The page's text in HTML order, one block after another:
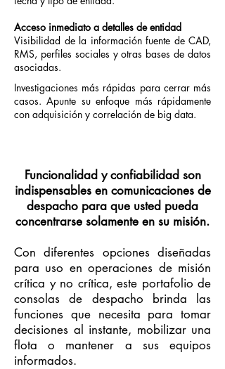
Acceso inmediato a detalles de entidad
Visibilidad de la información fuente de CAD,
RMS, perfiles sociales y otras bases de datos
asociadas.
Investigaciones más rápidas para cerrar más
casos. Apunte su enfoque más rápidamente
con adquisición y correlación de big data.
Funcionalidad y confiabilidad son
indispensables en comunicaciones de
despacho para que usted pueda
concentrarse solamente en su misión.
Con diferentes opciones diseñadas
para uso en operaciones de misión
crítica y no crítica, este portafolio de
consolas de despacho brinda las
funciones que necesita para tomar
decisiones al instante, mobilizar una
flota o mantener a sus equipos
informados.